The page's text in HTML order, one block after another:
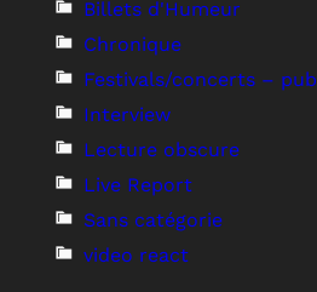
Billets d'Humeur
Chronique
Festivals/concerts – pub
Interview
Lecture obscure
Live Report
Sans catégorie
video react